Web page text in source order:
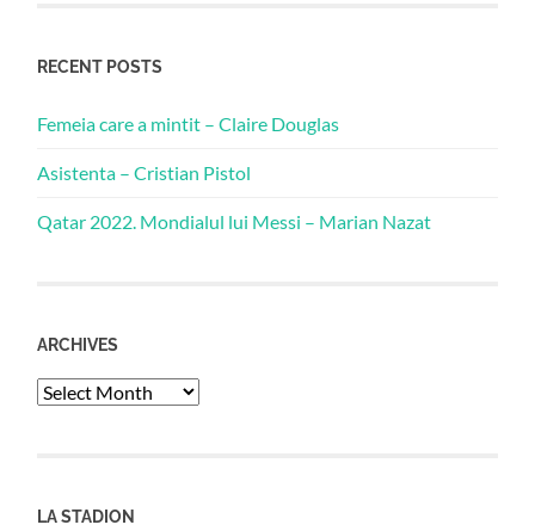
RECENT POSTS
Femeia care a mintit – Claire Douglas
Asistenta – Cristian Pistol
Qatar 2022. Mondialul lui Messi – Marian Nazat
ARCHIVES
Archives
LA STADION